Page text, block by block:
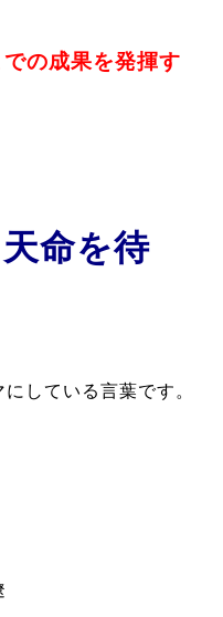
の成果を発揮す
命を待
している言葉です。